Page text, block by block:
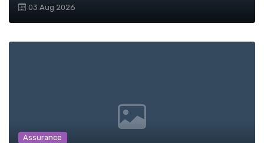
03 Aug 2026
Assurance